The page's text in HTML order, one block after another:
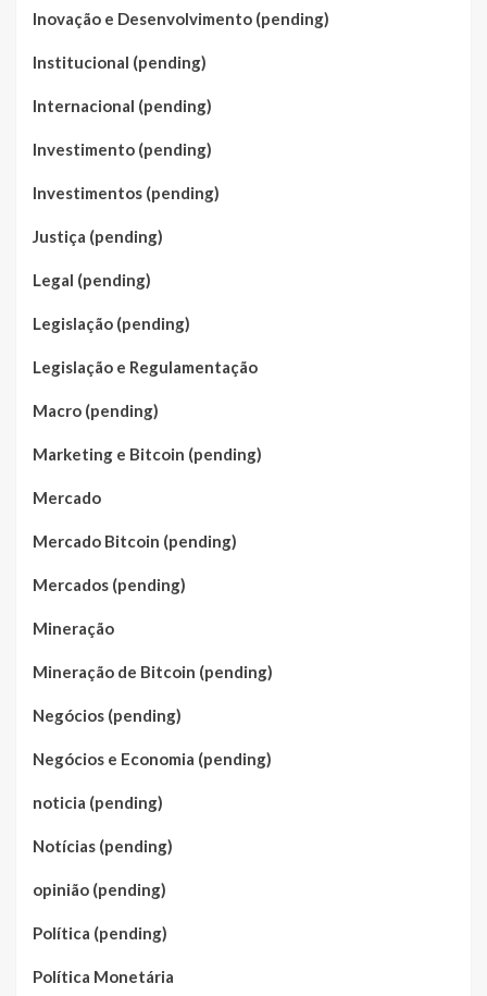
Inovação e Desenvolvimento (pending)
Institucional (pending)
Internacional (pending)
Investimento (pending)
Investimentos (pending)
Justiça (pending)
Legal (pending)
Legislação (pending)
Legislação e Regulamentação
Macro (pending)
Marketing e Bitcoin (pending)
Mercado
Mercado Bitcoin (pending)
Mercados (pending)
Mineração
Mineração de Bitcoin (pending)
Negócios (pending)
Negócios e Economia (pending)
noticia (pending)
Notícias (pending)
opinião (pending)
Política (pending)
Política Monetária